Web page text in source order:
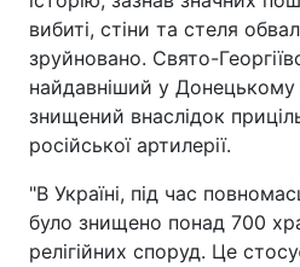
вибиті, стіни та стеля
зруйновано. Свято-
найдавніший у Донецькому
знищений внаслідок
російської артилерії.
"В Україні, під час
було знищено понад 700
релігійних споруд. Це